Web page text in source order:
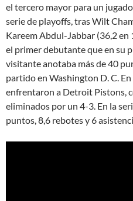
el tercero mayor para un
serie de playoffs, tras Wilt
Kareem Abdul-Jabbar (36,2 en
el primer debutante que en su
visitante anotaba más de 40
partido en Washington D. C.
enfrentaron a Detroit Pistons,
eliminados por un 4-3. En la
puntos, 8,6 rebotes y 6